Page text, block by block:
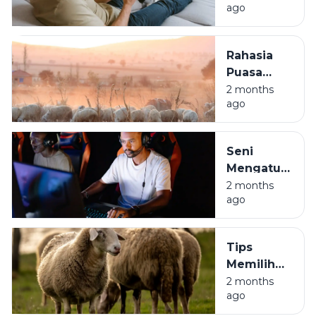
Wallet
Nambah
Tiduran
ago
Rahasia
Puasa
Arafah:
Golden
Ticket
Dosa Kita
2 months
ago
Seni
Mengatur
Waktu
Mabar:
Biar Jago
Tetap
Waras di
Real Life
2 months
ago
Tips
Memilih
Hewan
Kurban
2 months
ago